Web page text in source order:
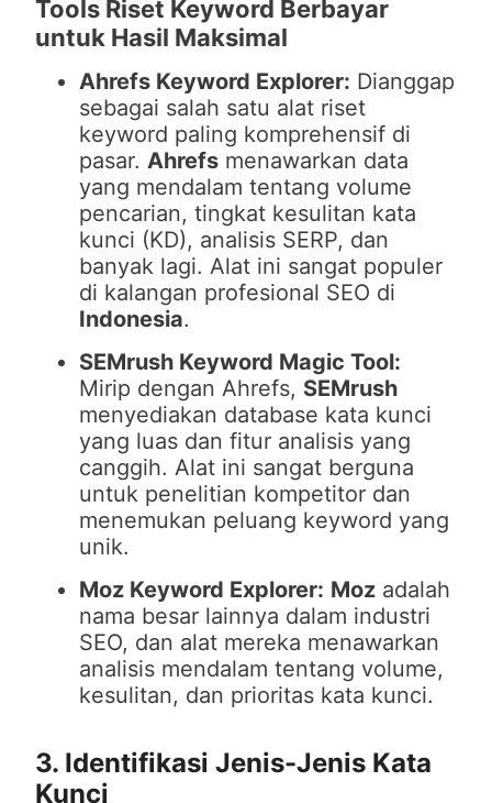
Tools Riset Keyword Berbayar
untuk Hasil Maksimal
Ahrefs Keyword Explorer: Dianggap
sebagai salah satu alat riset
keyword paling komprehensif di
pasar. Ahrefs menawarkan data
yang mendalam tentang volume
pencarian, tingkat kesulitan kata
kunci (KD), analisis SERP, dan
banyak lagi. Alat ini sangat populer
di kalangan profesional SEO di
Indonesia.
SEMrush Keyword Magic Tool:
Mirip dengan Ahrefs, SEMrush
menyediakan database kata kunci
yang luas dan fitur analisis yang
canggih. Alat ini sangat berguna
untuk penelitian kompetitor dan
menemukan peluang keyword yang
unik.
Moz Keyword Explorer: Moz adalah
nama besar lainnya dalam industri
SEO, dan alat mereka menawarkan
analisis mendalam tentang volume,
kesulitan, dan prioritas kata kunci.
3. Identifikasi Jenis-Jenis Kata
Kunci